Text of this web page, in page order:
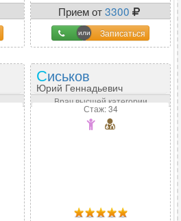
Прием от3300
Записаться
Сиськов
Юрий Геннадьевич
Врач высшей категории
Стаж: 34